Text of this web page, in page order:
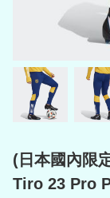
(日本國內限
Tiro 23 Pro